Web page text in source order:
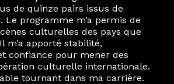
de quinze pairs issus de
Le programme m’a permis de
culturelles des pays que
m’a apporté stabilité,
confiance pour mener des
culturelle internationale.
tournant dans ma carrière.